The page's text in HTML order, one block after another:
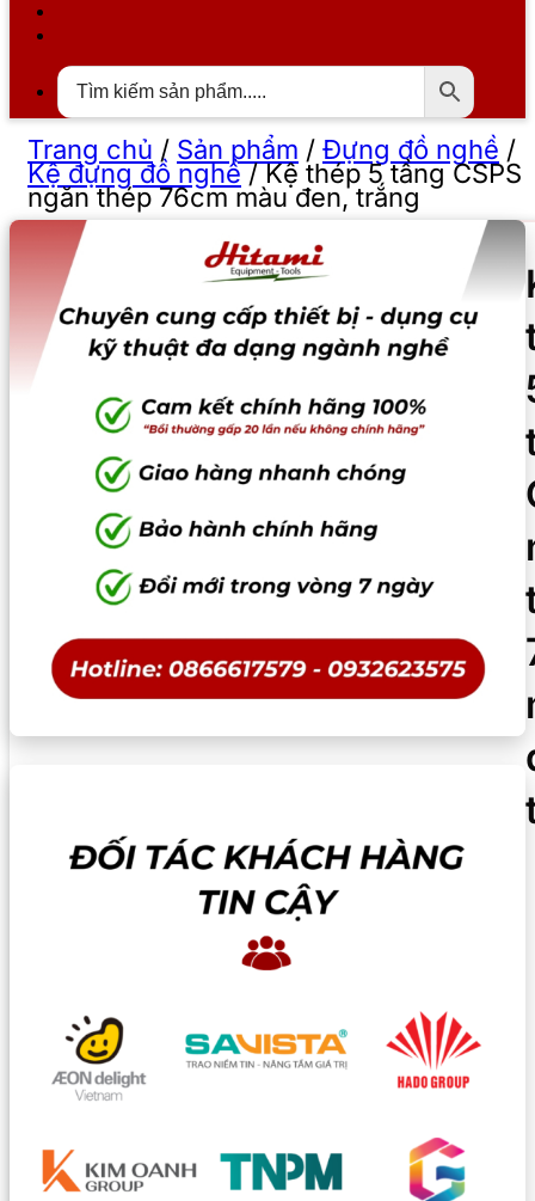
Trang chủ / Sản phẩm / Đựng đồ nghề /
Kệ đựng đồ nghề/Kệ thép 5 tầng CSPS
ngăn thép 76cm màu đen, trắng